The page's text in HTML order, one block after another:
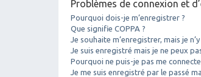
Problèmes de connexion et
Pourquoi dois-je m’enregistrer ?
Que signifie COPPA ?
Je souhaite m’enregistrer, mais je
Je suis enregistré mais je ne peux
Pourquoi ne puis-je pas me
Je me suis enregistré par le passé